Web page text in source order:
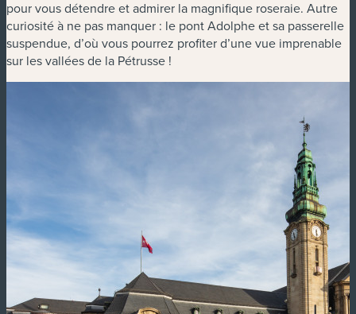
pour vous détendre et admirer la magnifique roseraie. Autre
curiosité à ne pas manquer : le pont Adolphe et sa passerelle
suspendue, d’où vous pourrez profiter d’une vue imprenable
sur les vallées de la Pétrusse !